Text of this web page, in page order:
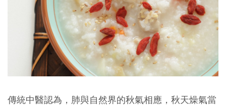
傳統中醫認為，肺與自然界的秋氣相應，秋天燥氣當